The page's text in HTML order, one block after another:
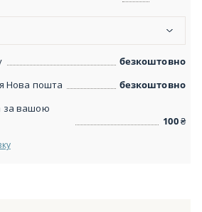
безкоштовно
Нова пошта
безкоштовно
за вашою
100₴